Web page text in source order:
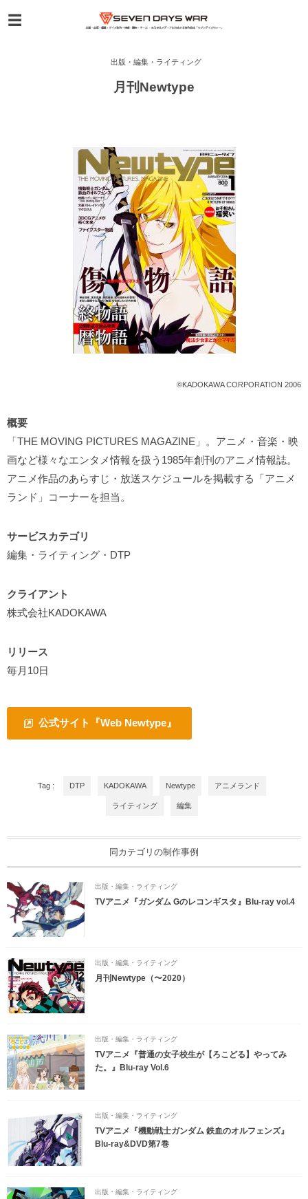
出版・編集・ライティング
月刊Newtype
©KADOKAWA CORPORATION 2006
概要
「THE MOVING PICTURES MAGAZINE」。アニメ・音楽・映
画など様々なエンタメ情報を扱う1985年創刊のアニメ情報誌。
アニメ作品のあらすじ・放送スケジュールを掲載する「アニメ
ランド」コーナーを担当。
サービスカテゴリ
編集・ライティング・DTP
クライアント
株式会社KADOKAWA
リリース
毎月10日
公式サイト『Web Newtype』
Tag : DTP KADOKAWA Newtype アニメランド
ライティング 編集
同カテゴリの制作事例
出版・編集・ライティング
TVアニメ『ガンダム Gのレコンギスタ』Blu-ray vol.4
出版・編集・ライティング
月刊Newtype（〜2020）
出版・編集・ライティング
TVアニメ『普通の女子校生が【ろこどる】やってみ
た。』Blu-ray Vol.6
出版・編集・ライティング
TVアニメ『機動戦士ガンダム 鉄血のオルフェンズ』
Blu-ray&DVD第7巻
出版・編集・ライティング